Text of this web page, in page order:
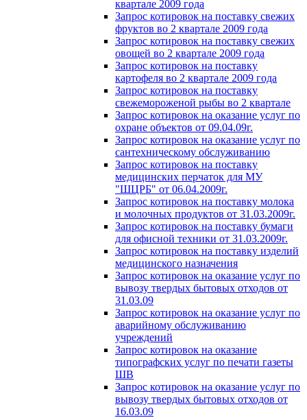
квартале 2009 года
Запрос котировок на поставку свежих
фруктов во 2 квартале 2009 года
Запрос котировок на поставку свежих
овощей во 2 квартале 2009 года
Запрос котировок на поставку
картофеля во 2 квартале 2009 года
Запрос котировок на поставку
свежемороженой рыбы во 2 квартале
Запрос котировок на оказание услуг по
охране объектов от 09.04.09г.
Запрос котировок на оказание услуг по
сантехническому обслуживанию
Запрос котировок на поставку
медицинских перчаток для МУ
"ШЦРБ" от 06.04.2009г.
Запрос котировок на поставку молока
и молочных продуктов от 31.03.2009г.
Запрос котировок на поставку бумаги
для офисной техники от 31.03.2009г.
Запрос котировок на поставку изделий
медицинского назначения
Запрос котировок на оказание услуг по
вывозу твердых бытовых отходов от
31.03.09
Запрос котировок на оказание услуг по
аварийному обслуживанию
учреждений
Запрос котировок на оказание
типографских услуг по печати газеты
ШВ
Запрос котировок на оказание услуг по
вывозу твердых бытовых отходов от
16.03.09